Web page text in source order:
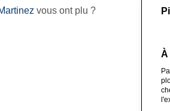
vous ont plu ?
À